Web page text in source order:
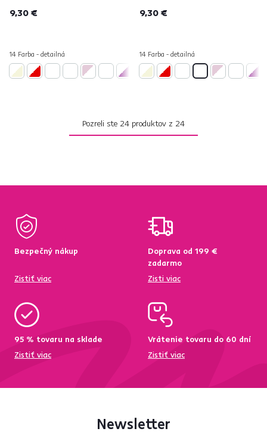
9,30 €
14 Farba - detailná
9,30 €
14 Farba - detailná
Pozreli ste 24 produktov z 24
Bezpečný nákup
Zistiť viac
Doprava od 199 €
zadarmo
Zisti viac
95 % tovaru na sklade
Zistiť viac
Vrátenie tovaru do 60 dní
Zistiť viac
Newsletter